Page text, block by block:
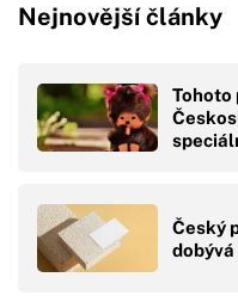
Nejnovější články
Tohoto
Český